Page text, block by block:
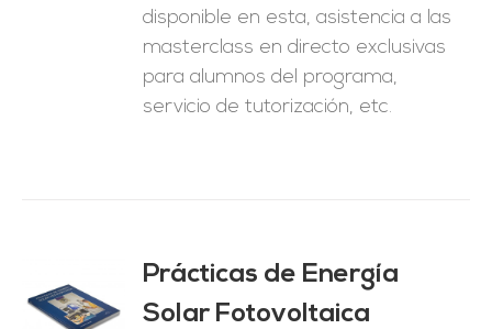
disponible en esta, asistencia a las
masterclass en directo exclusivas
para alumnos del programa,
servicio de tutorización, etc.
Prácticas de Energía
Solar Fotovoltaica